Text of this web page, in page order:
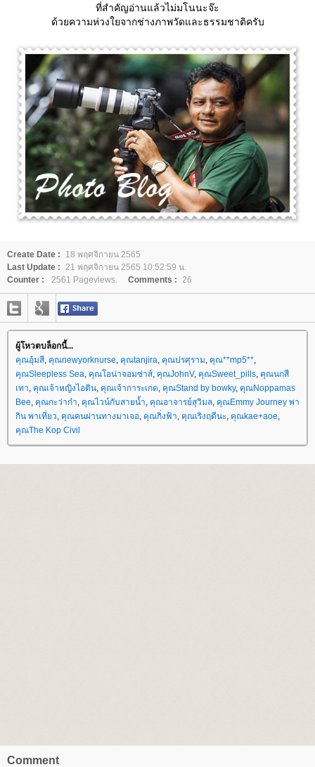
ที่สำคัญอ่านแล้วไม่มโนนะจ๊ะ
ด้วยความห่วงใยจากช่างภาพวัดและธรรมชาติครับ
Create Date :
18 พฤศจิกายน 2565
Last Update : 21 พฤศจิกายน 2565 10:52:59 น.
Counter :
2561 Pageviews. Comments : 26
ผู้โหวตบล็อกนี้...
คุณอุ้มสี, คุณnewyorknurse, คุณtanjira, คุณปรศุราม, คุณ**mp5**,
คุณSleepless Sea, คุณโอน่าจอมซ่าส์, คุณJohnV, คุณSweet_pills, คุณนกสี
เทา, คุณเจ้าหญิงไอดิน, คุณเจ้าการะเกด, คุณStand by bowky, คุณNoppamas
Bee, คุณกะว่าก๋า, คุณไวน์กับสายน้ำ, คุณอาจารย์สุวิมล, คุณEmmy Journey พา
กิน พาเที่ยว, คุณคนผ่านทางมาเจอ, คุณกิ่งฟ้า, คุณเริงฤดีนะ, คุณkae+aoe,
คุณThe Kop Civil
Comment